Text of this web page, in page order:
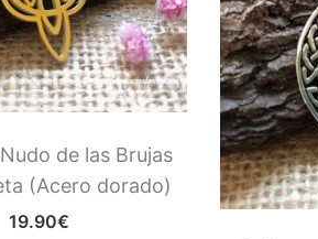
de las Brujas
(Acero dorado)
19.90€